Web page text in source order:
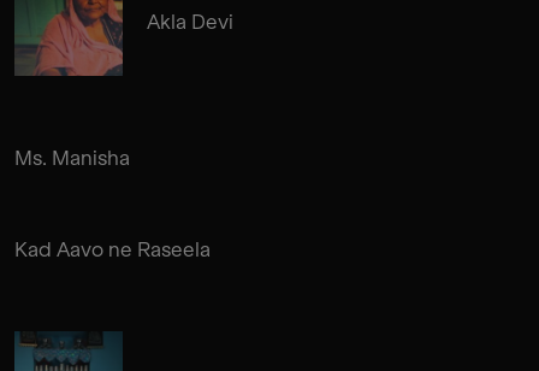
Akla Devi
Ms. Manisha
Kad Aavo ne Raseela